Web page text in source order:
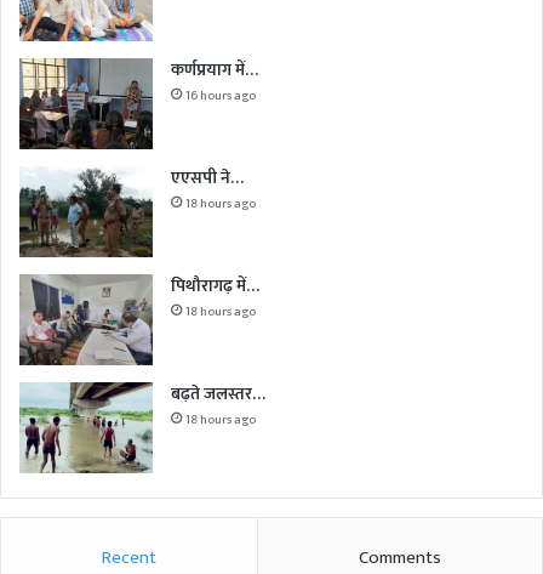
कर्णप्रयाग में…
16 hours ago
एएसपी ने…
18 hours ago
पिथौरागढ़ में…
18 hours ago
बढ़ते जलस्तर…
18 hours ago
Recent Comments